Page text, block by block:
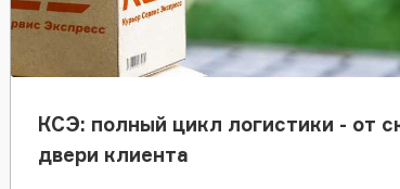
КСЭ: полный цикл логистики - от
двери клиента